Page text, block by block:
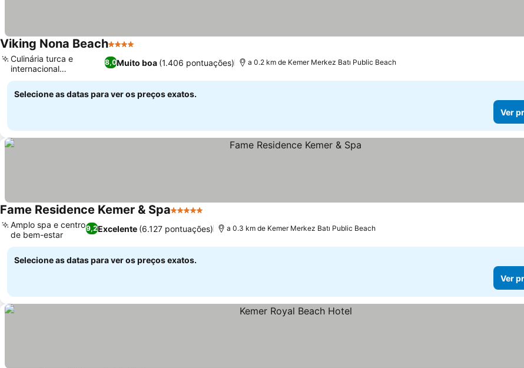
Viking Nona Beach4 Estrelas
8,0Muito boa (1.406 pontuações)
Culinária turca e
internacional
diversificada
a 0.2 km de Kemer Merkez Batı Public Beach
Selecione as datas para ver os preços exatos.
Ver
Fame Residence Kemer & Spa5 Estrelas
9,2Excelente (6.127 pontuações)
Amplo spa e centro
de bem-estar
a 0.3 km de Kemer Merkez Batı Public Beach
Selecione as datas para ver os preços exatos.
Ver